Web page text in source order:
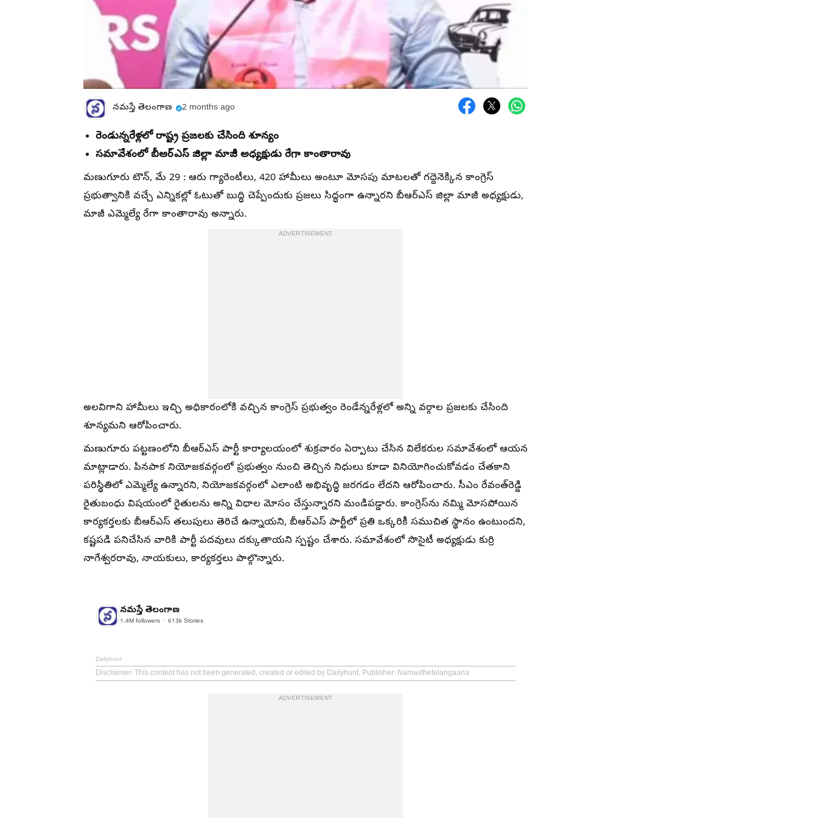
నమస్తే తెలంగాణ 2 months ago
రెండున్నరేళ్లలో రాష్ట్ర ప్రజలకు చేసింది శూన్యం
సమావేశంలో బీఆర్‌ఎస్‌ జిల్లా మాజీ అధ్యక్షుడు రేగా కాంతారావు
మణుగూరు టౌన్‌, మే 29 : ఆరు గ్యారెంటీలు, 420 హామీలు అంటూ మోసపు మాటలతో గద్దెనెక్కిన కాంగ్రెస్‌
ప్రభుత్వానికి వచ్చే ఎన్నికల్లో ఓటుతో బుద్ధి చెప్పేందుకు ప్రజలు సిద్ధంగా ఉన్నారని బీఆర్‌ఎస్‌ జిల్లా మాజీ అధ్యక్షుడు,
మాజీ ఎమ్మెల్యే రేగా కాంతారావు అన్నారు.
ADVERTISEMENT
అలవిగాని హామీలు ఇచ్చి అధికారంలోకి వచ్చిన కాంగ్రెస్‌ ప్రభుత్వం రెండేన్నరేళ్లలో అన్ని వర్గాల ప్రజలకు చేసింది
శూన్యమని ఆరోపించారు.
మణుగూరు పట్టణంలోని బీఆర్‌ఎస్‌ పార్టీ కార్యాలయంలో శుక్రవారం ఏర్పాటు చేసిన విలేకరుల సమావేశంలో ఆయన
మాట్లాడారు. పినపాక నియోజకవర్గంలో ప్రభుత్వం నుంచి తెచ్చిన నిధులు కూడా వినియోగించుకోవడం చేతకాని
పరిస్థితిలో ఎమ్మెల్యే ఉన్నారని, నియోజకవర్గంలో ఎలాంటి అభివృద్ధి జరగడం లేదని ఆరోపించారు. సీఎం రేవంత్‌రెడ్డి
రైతుబంధు విషయంలో రైతులను అన్ని విధాల మోసం చేస్తున్నారని మండిపడ్డారు. కాంగ్రెస్‌ను నమ్మి మోసపోయిన
కార్యకర్తలకు బీఆర్‌ఎస్‌ తలుపులు తెరిచే ఉన్నాయని, బీఆర్‌ఎస్‌ పార్టీలో ప్రతి ఒక్కరికీ సముచిత స్థానం ఉంటుందని,
కష్టపడి పనిచేసిన వారికి పార్టీ పదవులు దక్కుతాయని స్పష్టం చేశారు. సమావేశంలో సొసైటీ అధ్యక్షుడు కుర్రి
నాగేశ్వరరావు, నాయకులు, కార్యకర్తలు పాల్గొన్నారు.
నమస్తే తెలంగాణ
1.4M followers 613k Stories
Dailyhunt
Disclaimer: This content has not been generated, created or edited by Dailyhunt. Publisher: Namasthetelangaana
ADVERTISEMENT